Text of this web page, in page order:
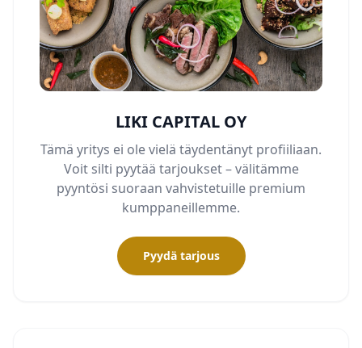
LIKI CAPITAL OY
Tämä yritys ei ole vielä täydentänyt profiiliaan.
Voit silti pyytää tarjoukset – välitämme
pyyntösi suoraan vahvistetuille premium
kumppaneillemme.
Pyydä tarjous